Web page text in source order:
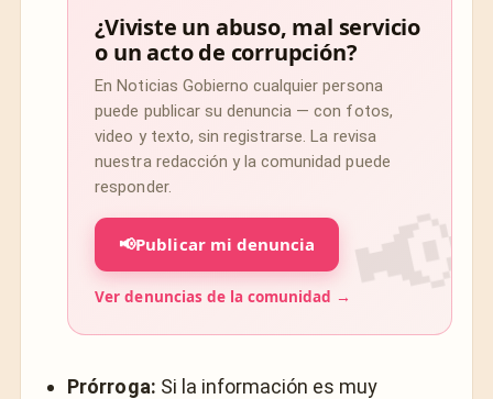
¿Viviste un abuso, mal servicio
o un acto de corrupción?
En Noticias Gobierno cualquier persona
puede publicar su denuncia — con fotos,
video y texto, sin registrarse. La revisa
nuestra redacción y la comunidad puede
responder.
📢Publicar mi denuncia
Ver denuncias de la comunidad →
Prórroga: Si la información es muy